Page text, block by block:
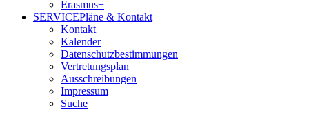
Erasmus+
SERVICEPläne & Kontakt
Kontakt
Kalender
Datenschutzbestimmungen
Vertretungsplan
Ausschreibungen
Impressum
Suche